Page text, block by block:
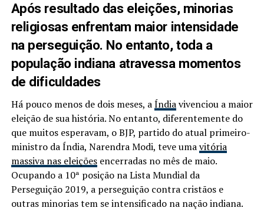
Após resultado das eleições, minorias
religiosas enfrentam maior intensidade
na perseguição. No entanto, toda a
população indiana atravessa momentos
de dificuldades
Há pouco menos de dois meses, aÍndiavivenciou a maior
eleição de sua história. No entanto, diferentemente do
que muitos esperavam, o BJP, partido do atual primeiro-
ministro da Índia, Narendra Modi, teve umavitória
massiva nas eleiçõesencerradas no mês de maio.
Ocupando a 10ª posição na Lista Mundial da
Perseguição 2019, a perseguição contra cristãos e
outras minorias tem se intensificado na nação indiana.